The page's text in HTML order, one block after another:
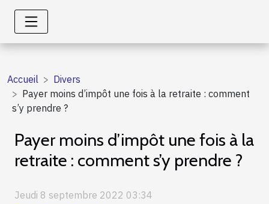
Accueil
Divers
Payer moins d’impôt une fois à la retraite : comment
s’y prendre ?
Payer moins d’impôt une fois à la
retraite : comment s’y prendre ?
Jeudi 8 septembre 2022 03:34